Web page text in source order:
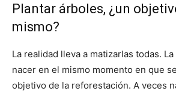
Plantar árboles, ¿un
mismo?
La realidad lleva a matizarlas todas.
nacer en el mismo momento en que
objetivo de la reforestación. A veces